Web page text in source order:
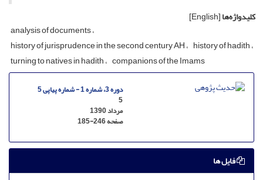
کلیدواژه‌ها[English]
analysis of documents
history of jurisprudence in the second century AH history of hadith
turning to natives in hadith companions of the Imams
دوره 3، شماره 1 - شماره پیاپی 5
5
مرداد 1390
صفحه185-246
فایل ها